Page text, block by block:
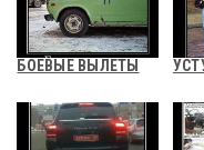
БОЕВЫЕ ВЫЛЕТЫ